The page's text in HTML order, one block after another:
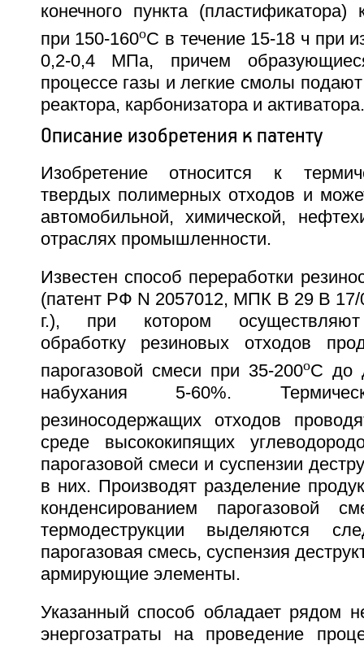
конечного пункта (пластификатора)
при 150-160oC в течение 15-18 ч при
0,2-0,4 МПа, причем
процессе газы и легкие смолы
реактора, карбонизатора и активатора.
Описание изобретения к патенту
Изобретение относится к
твердых полимерных отходов и
автомобильной, химической,
отраслях промышленности.
Известен способ переработки
(патент РФ N 2057012, МПК B 29 B
г.), при котором осуществляют
обработку резиновых отходов
парогазовой смеси при 35-200oC до
набухания 5-60%.
резиносодержащих отходов
среде высококипящих
парогазовой смеси и суспензии
в них. Производят разделение
конденсированием парогазовой
термодеструкции выделяются
парогазовая смесь, суспензия
армирующие элементы.
Указанный способ обладает рядом
энергозатраты на проведение